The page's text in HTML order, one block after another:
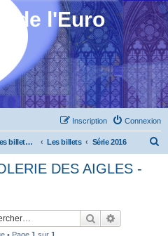
de l'Euro
Connexion
Inscription
Les billets touristiques Les billets Série 2016
DES AIGLES -
Rechercher
• Page 1 sur 1